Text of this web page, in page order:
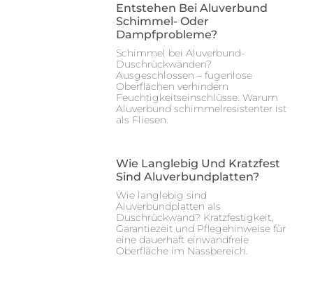
Entstehen Bei Aluverbund
Schimmel- Oder
Dampfprobleme?
Schimmel bei Aluverbund-
Duschrückwänden?
Ausgeschlossen – fugenlose
Oberflächen verhindern
Feuchtigkeitseinschlüsse. Warum
Aluverbund schimmelresistenter ist
als Fliesen.
Wie Langlebig Und Kratzfest
Sind Aluverbundplatten?
Wie langlebig sind
Aluverbundplatten als
Duschrückwand? Kratzfestigkeit,
Garantiezeit und Pflegehinweise für
eine dauerhaft einwandfreie
Oberfläche im Nassbereich.